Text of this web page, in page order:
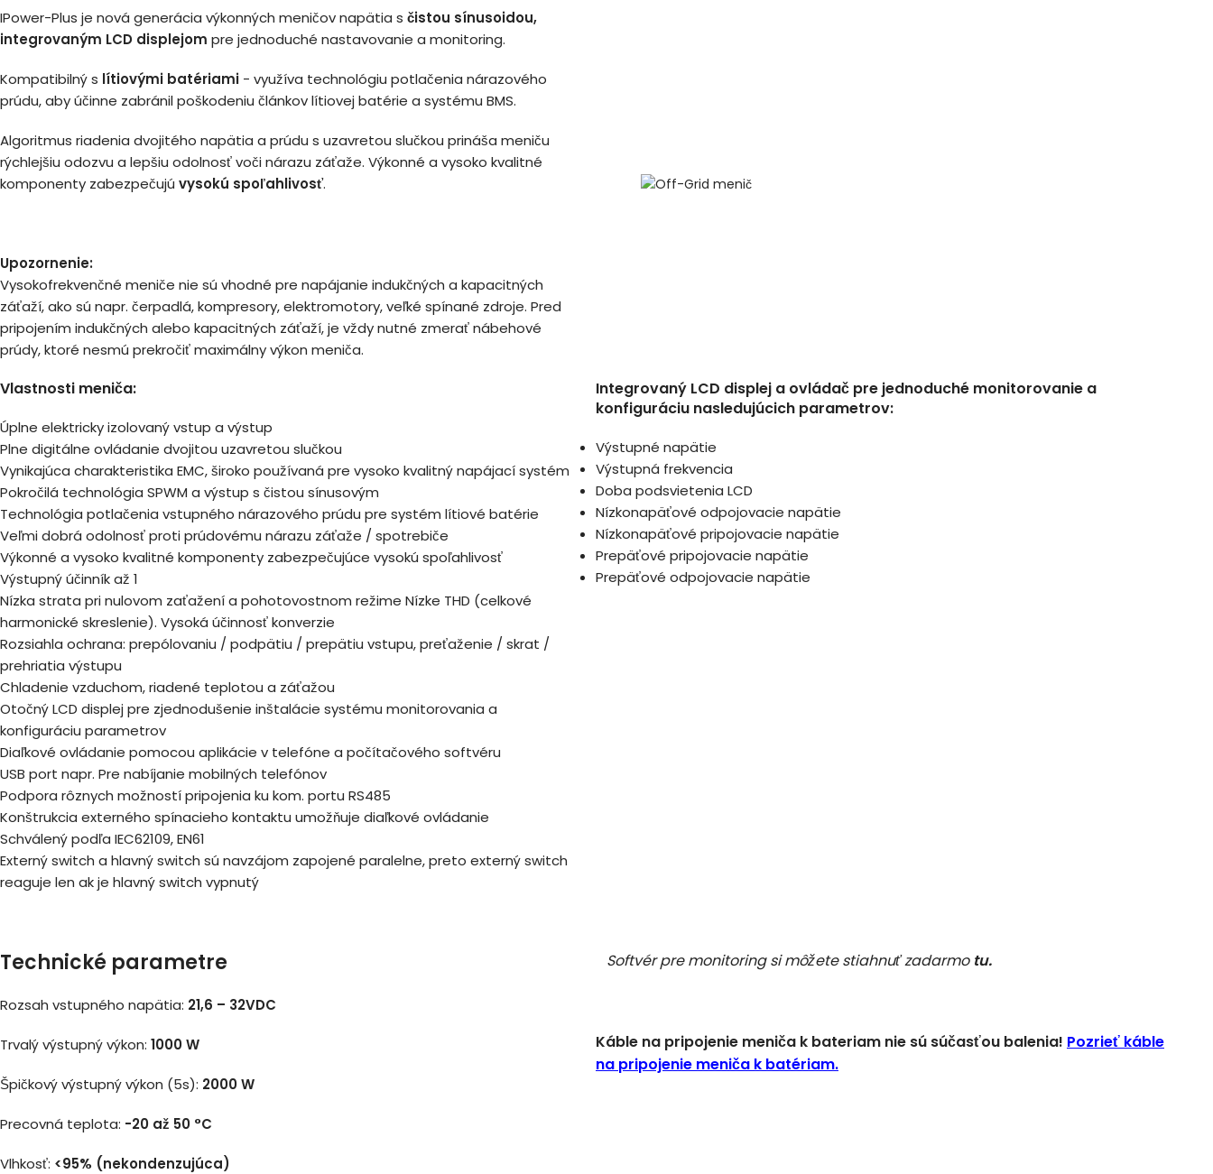
IPower-Plus je nová generácia výkonných meničov napätia s čistou sínusoidou,
integrovaným LCD displejom pre jednoduché nastavovanie a monitoring.
Kompatibilný s lítiovými batériami - využíva technológiu potlačenia nárazového
prúdu, aby účinne zabránil poškodeniu článkov lítiovej batérie a systému BMS.
Algoritmus riadenia dvojitého napätia a prúdu s uzavretou slučkou prináša meniču
rýchlejšiu odozvu a lepšiu odolnosť voči nárazu záťaže. Výkonné a vysoko kvalitné
komponenty zabezpečujú vysokú spoľahlivosť.
Upozornenie:
Vysokofrekvenčné meniče nie sú vhodné pre napájanie indukčných a kapacitných
záťaží, ako sú napr. čerpadlá, kompresory, elektromotory, veľké spínané zdroje. Pred
pripojením indukčných alebo kapacitných záťaží, je vždy nutné zmerať nábehové
prúdy, ktoré nesmú prekročiť maximálny výkon meniča.
Vlastnosti meniča:
Úplne elektricky izolovaný vstup a výstup
Plne digitálne ovládanie dvojitou uzavretou slučkou
Vynikajúca charakteristika EMC, široko používaná pre vysoko kvalitný napájací systém
Pokročilá technológia SPWM a výstup s čistou sínusovým
Technológia potlačenia vstupného nárazového prúdu pre systém lítiové batérie
Veľmi dobrá odolnosť proti prúdovému nárazu záťaže / spotrebiče
Výkonné a vysoko kvalitné komponenty zabezpečujúce vysokú spoľahlivosť
Výstupný účinník až 1
Nízka strata pri nulovom zaťažení a pohotovostnom režime Nízke THD (celkové
harmonické skreslenie). Vysoká účinnosť konverzie
Rozsiahla ochrana: prepólovaniu / podpätiu / prepätiu vstupu, preťaženie / skrat /
prehriatia výstupu
Chladenie vzduchom, riadené teplotou a záťažou
Otočný LCD displej pre zjednodušenie inštalácie systému monitorovania a
konfiguráciu parametrov
Diaľkové ovládanie pomocou aplikácie v telefóne a počítačového softvéru
USB port napr. Pre nabíjanie mobilných telefónov
Podpora rôznych možností pripojenia ku kom. portu RS485
Konštrukcia externého spínacieho kontaktu umožňuje diaľkové ovládanie
Schválený podľa IEC62109, EN61
Externý switch a hlavný switch sú navzájom zapojené paralelne, preto externý switch
reaguje len ak je hlavný switch vypnutý
Integrovaný LCD displej a ovládač pre jednoduché monitorovanie a
konfiguráciu nasledujúcich parametrov:
Výstupné napätie
Výstupná frekvencia
Doba podsvietenia LCD
Nízkonapäťové odpojovacie napätie
Nízkonapäťové pripojovacie napätie
Prepäťové pripojovacie napätie
Prepäťové odpojovacie napätie
Technické parametre
Rozsah vstupného napätia: 21,6 – 32VDC
Trvalý výstupný výkon: 1000 W
Špičkový výstupný výkon (5s): 2000 W
Precovná teplota: -20 až 50 °C
Vlhkosť: <95% (nekondenzujúca)
Softvér pre monitoring si môžete stiahnuť zadarmo tu.
Káble na pripojenie meniča k bateriam nie sú súčasťou balenia! Pozrieť káble
na pripojenie meniča k batériam.